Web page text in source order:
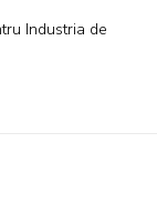
Industria de